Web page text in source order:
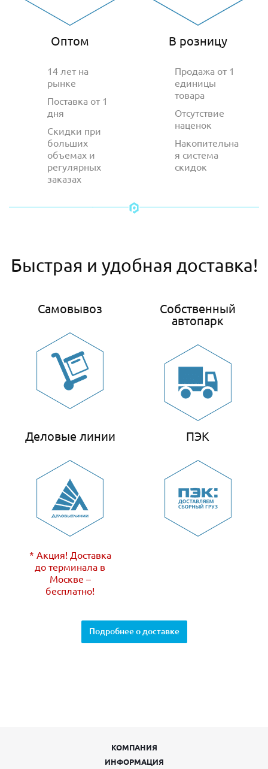
Оптом
14 лет на
рынке
Поставка от 1
дня
Скидки при
больших
объемах и
регулярных
заказах
В розницу
Продажа от 1
единицы
товара
Отсутствие
наценок
Накопительна
я система
скидок
Быстрая и удобная доставка!
Самовывоз
Собственный
автопарк
Деловые линии
* Акция! Доставка
до терминала в
Москве –
бесплатно!
ПЭК
Подробнее о доставке
КОМПАНИЯ
ИНФОРМАЦИЯ